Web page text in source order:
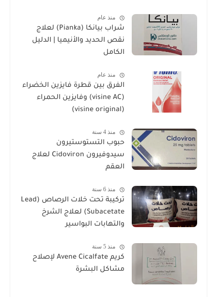
منذ عام
شراب بيانكا (Pianka) لعلاج
نقص الحديد والأنيميا | الدليل
الكامل
منذ عام
الفرق بين قطرة فايزين الخضراء
(visine AC) وفايزين الحمراء
(visine original)
منذ 4 سنة
حبوب التستوستيرون
سيدوفيرون Cidoviron لعلاج
العقم
منذ 6 سنة
تركيبة تحت خلات الرصاص (Lead
Subacetate) لعلاج الشرخ
والتهابات البواسير
منذ 5 سنة
كريم Avene Cicalfate لإصلاح
مشاكل البشرة